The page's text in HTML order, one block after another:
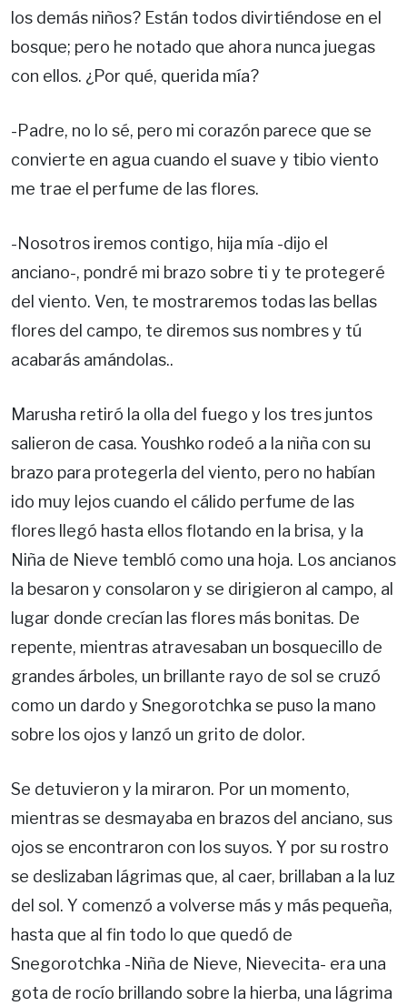
los demás niños? Están todos divirtiéndose en el
bosque; pero he notado que ahora nunca juegas
con ellos. ¿Por qué, querida mía?
-Padre, no lo sé, pero mi corazón parece que se
convierte en agua cuando el suave y tibio viento
me trae el perfume de las flores.
-Nosotros iremos contigo, hija mía -dijo el
anciano-, pondré mi brazo sobre ti y te protegeré
del viento. Ven, te mostraremos todas las bellas
flores del campo, te diremos sus nombres y tú
acabarás amándolas..
Marusha retiró la olla del fuego y los tres juntos
salieron de casa. Youshko rodeó a la niña con su
brazo para protegerla del viento, pero no habían
ido muy lejos cuando el cálido perfume de las
flores llegó hasta ellos flotando en la brisa, y la
Niña de Nieve tembló como una hoja. Los ancianos
la besaron y consolaron y se dirigieron al campo, al
lugar donde crecían las flores más bonitas. De
repente, mientras atravesaban un bosquecillo de
grandes árboles, un brillante rayo de sol se cruzó
como un dardo y Snegorotchka se puso la mano
sobre los ojos y lanzó un grito de dolor.
Se detuvieron y la miraron. Por un momento,
mientras se desmayaba en brazos del anciano, sus
ojos se encontraron con los suyos. Y por su rostro
se deslizaban lágrimas que, al caer, brillaban a la luz
del sol. Y comenzó a volverse más y más pequeña,
hasta que al fin todo lo que quedó de
Snegorotchka -Niña de Nieve, Nievecita- era una
gota de rocío brillando sobre la hierba, una lágrima